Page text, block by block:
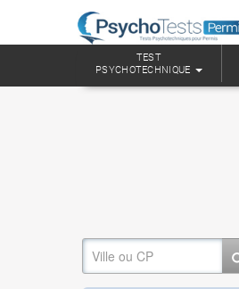
TEST
PSYCHOTECHNIQUE